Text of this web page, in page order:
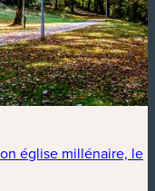
église millénaire, le